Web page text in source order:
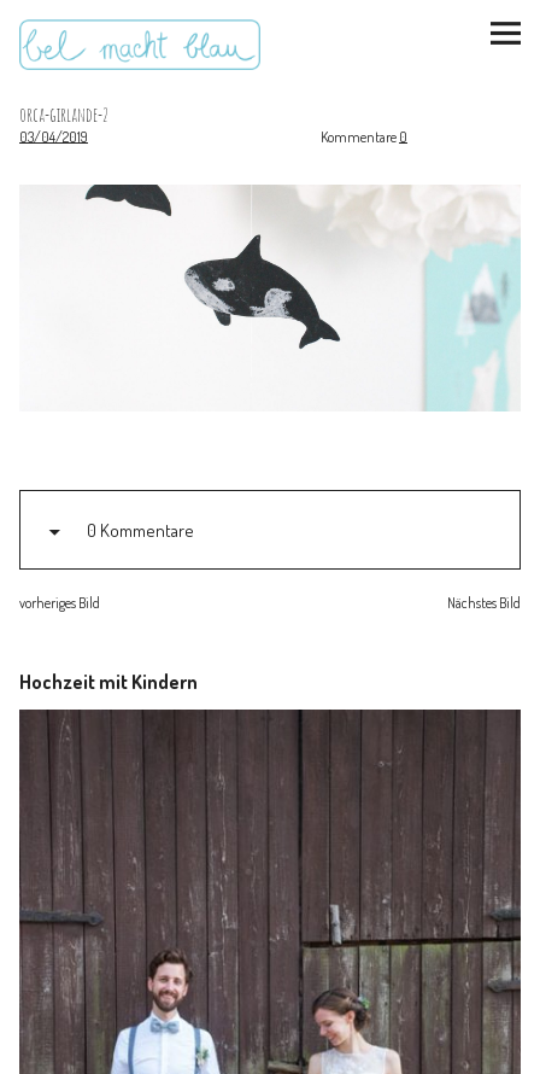
bloglovin
Malen + basteln
Mathe für Mamas
orca-girlande-2
03/04/2019 Kommentare 0
0 Kommentare
Nächstes Bild
vorheriges Bild
Hochzeit mit Kindern